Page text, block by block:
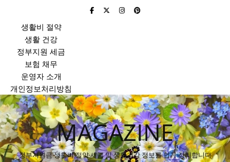
생활비 절약
생활 건강
정부지원 세금
보험 채무
운영자 소개
개인정보처리방침
MAGAZINE
정부지원금·생활비 절약·세금 및 생활건강 정보를 쉽게 정리합니다